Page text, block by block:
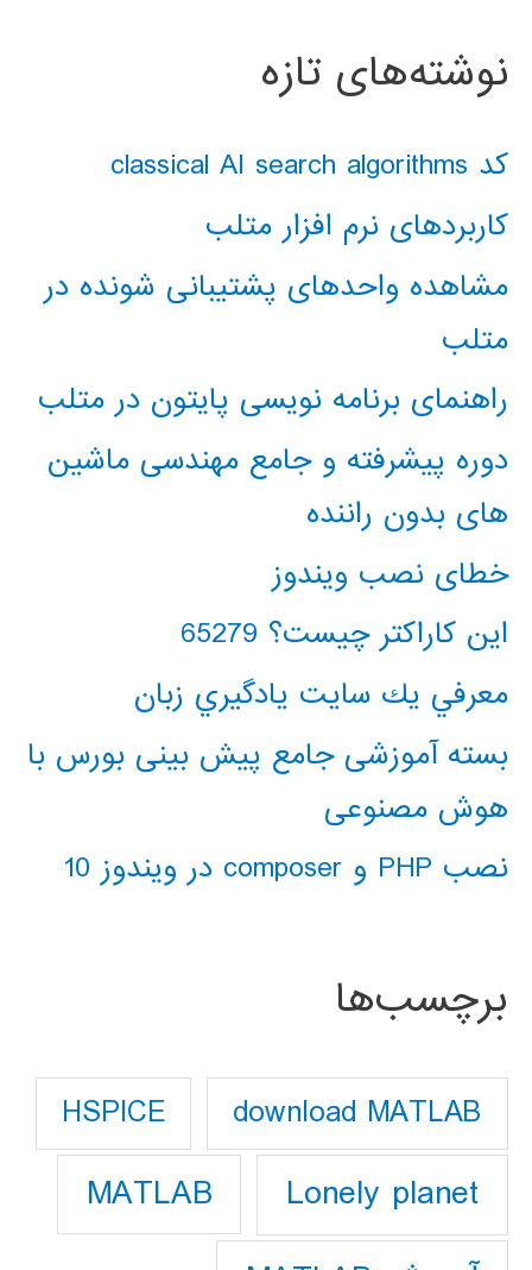
نوشته‌های تازه
کد classical AI search algorithms
کاربردهای نرم افزار متلب
مشاهده واحدهای پشتیبانی شونده در
متلب
راهنمای برنامه نویسی پایتون در متلب
دوره پیشرفته و جامع مهندسی ماشین
های بدون راننده
خطای نصب ویندوز
این کاراکتر چیست؟ 65279
معرفي يك سايت يادگيري زبان
بسته آموزشی جامع پیش بینی بورس با
هوش مصنوعی
نصب PHP و composer در ویندوز 10
برچسب‌ها
download MATLAB
HSPICE
Lonely planet
MATLAB